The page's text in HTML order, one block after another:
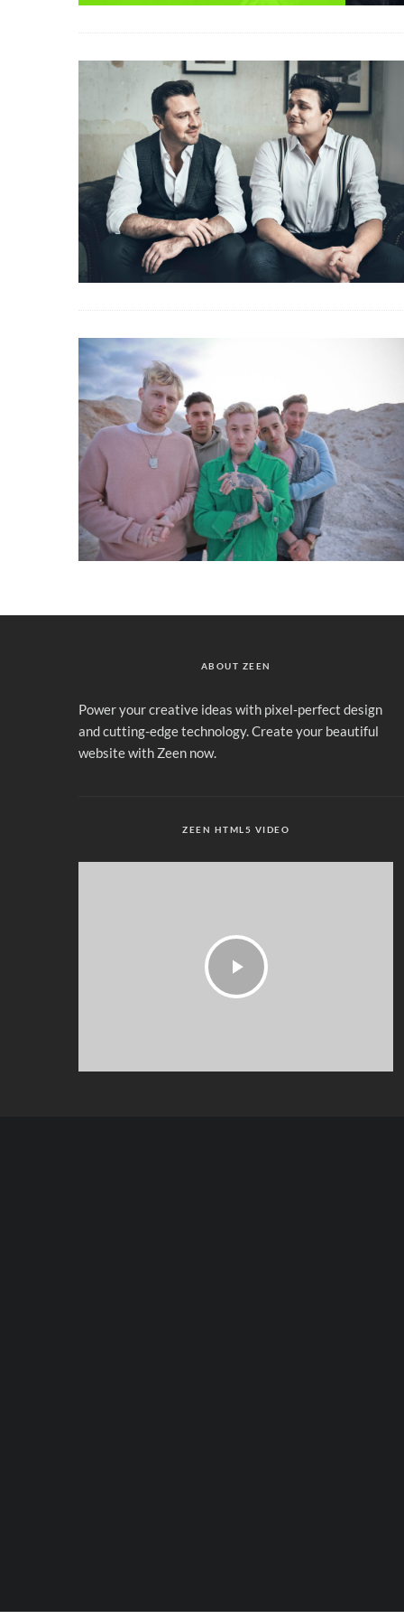
ABOUT ZEEN
Power your creative ideas with pixel-perfect design
and cutting-edge technology. Create your beautiful
website with Zeen now.
ZEEN HTML5 VIDEO